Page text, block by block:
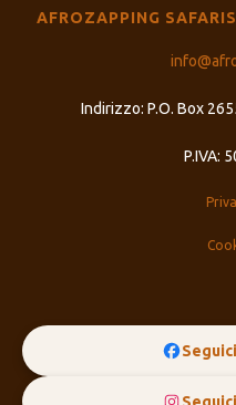
AFROZAPPING
Indirizzo: P.O. Box
P.IVA: